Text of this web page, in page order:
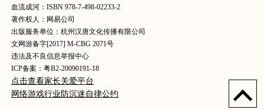
血流成河：ISBN 978-7-498-02233-2
著作权人：网易公司
出版服务单位：杭州汉唐文化传播有限公司
文网游备字[2017] M-CBG 2071号
违法及不良信息举报中心
ICP备案：粤B2-20090191-18
点击查看家长关爱平台
网络游戏行业防沉迷自律公约